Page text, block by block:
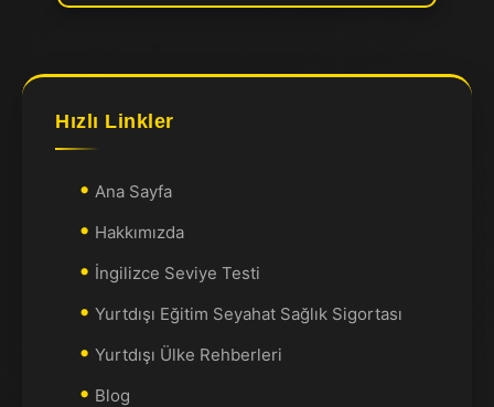
Hızlı Linkler
Ana Sayfa
Hakkımızda
İngilizce Seviye Testi
Yurtdışı Eğitim Seyahat Sağlık Sigortası
Yurtdışı Ülke Rehberleri
Blog